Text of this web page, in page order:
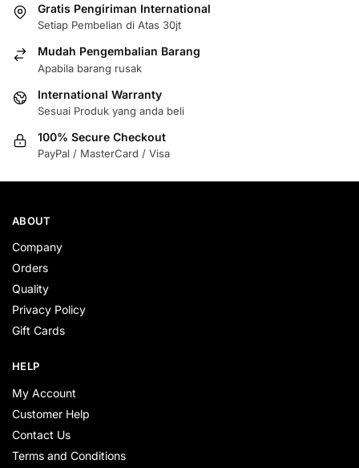
Gratis Pengiriman International
Setiap Pembelian di Atas 30jt
Mudah Pengembalian Barang
Apabila barang rusak
International Warranty
Sesuai Produk yang anda beli
100% Secure Checkout
PayPal / MasterCard / Visa
ABOUT
Company
Orders
Quality
Privacy Policy
Gift Cards
HELP
My Account
Customer Help
Contact Us
Terms and Conditions